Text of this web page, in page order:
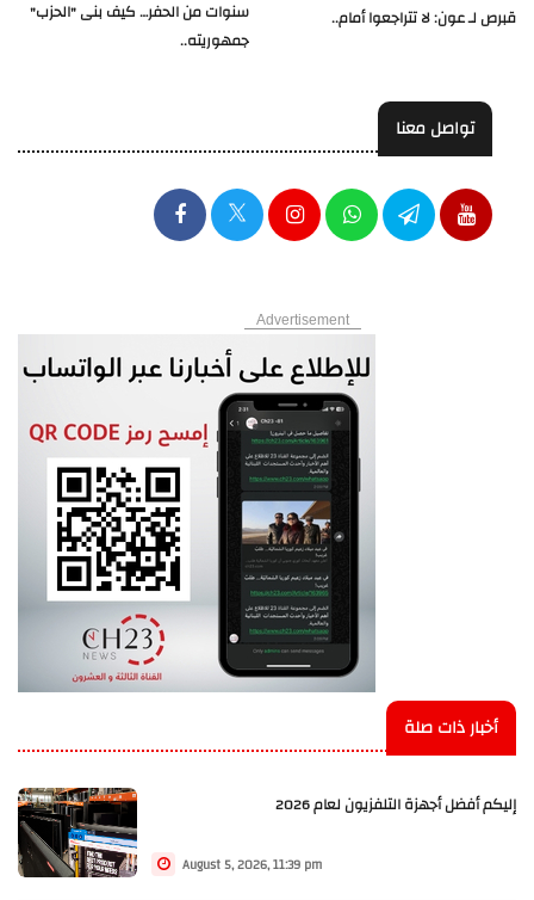
سنوات من الحفر… كيف بنى "الحزب"
جمهوريته..
قبرص لـ عون: لا تتراجعوا أمام..
تواصل معنا
Advertisement
أخبار ذات صلة
إليكم أفضل أجهزة التلفزيون لعام 2026
August 5, 2026, 11:39 pm